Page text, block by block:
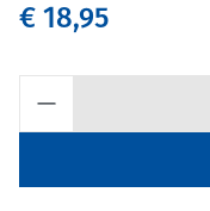
€ 18,95